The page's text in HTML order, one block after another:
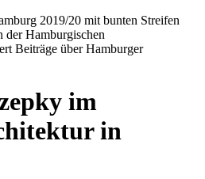
im
in